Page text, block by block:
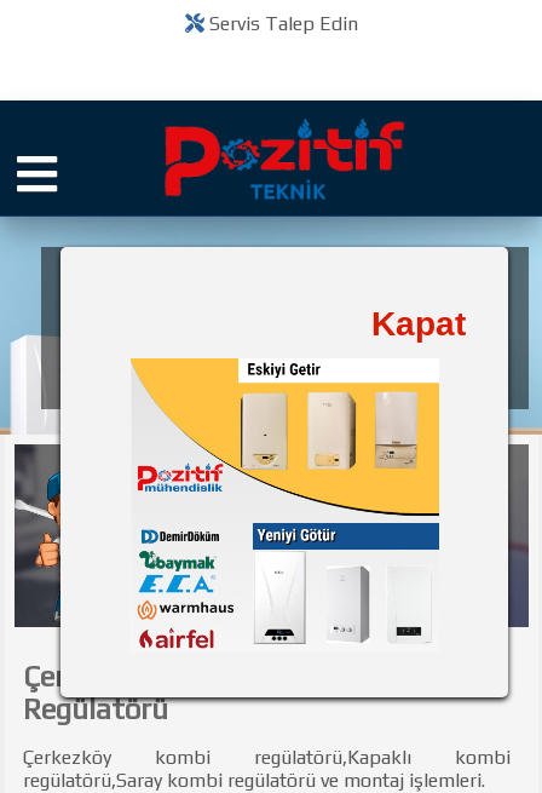
Servis Talep Edin
bir Kuruluşudur
Kapat
Çerkezköy-Kapaklı-Saray Kombi
Regülatörü
Çerkezköy kombi regülatörü,Kapaklı kombi
regülatörü,Saray kombi regülatörü ve montaj işlemleri.